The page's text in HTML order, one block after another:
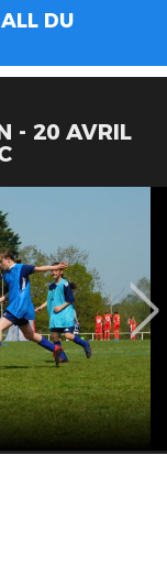
DU
- 20 AVRIL